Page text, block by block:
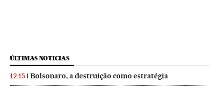
ÚLTIMAS NOTICIAS
12:15 Bolsonaro, a destruição como estratégia